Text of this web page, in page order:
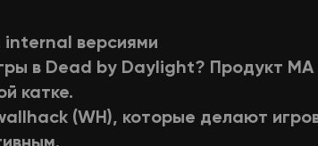
internal версиями​
в Dead by Daylight? Продукт MA
катке.
(WH), которые делают